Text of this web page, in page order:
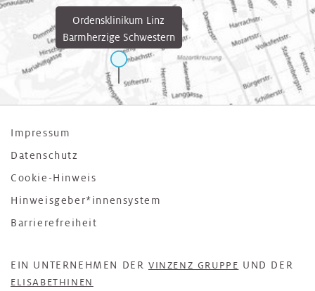
Ordensklinikum Linz
Barmherzige Schwestern
Impressum
Datenschutz
Cookie-Hinweis
Hinweisgeber*innensystem
Barrierefreiheit
EIN UNTERNEHMEN DER VINZENZ GRUPPE UND DER
ELISABETHINEN